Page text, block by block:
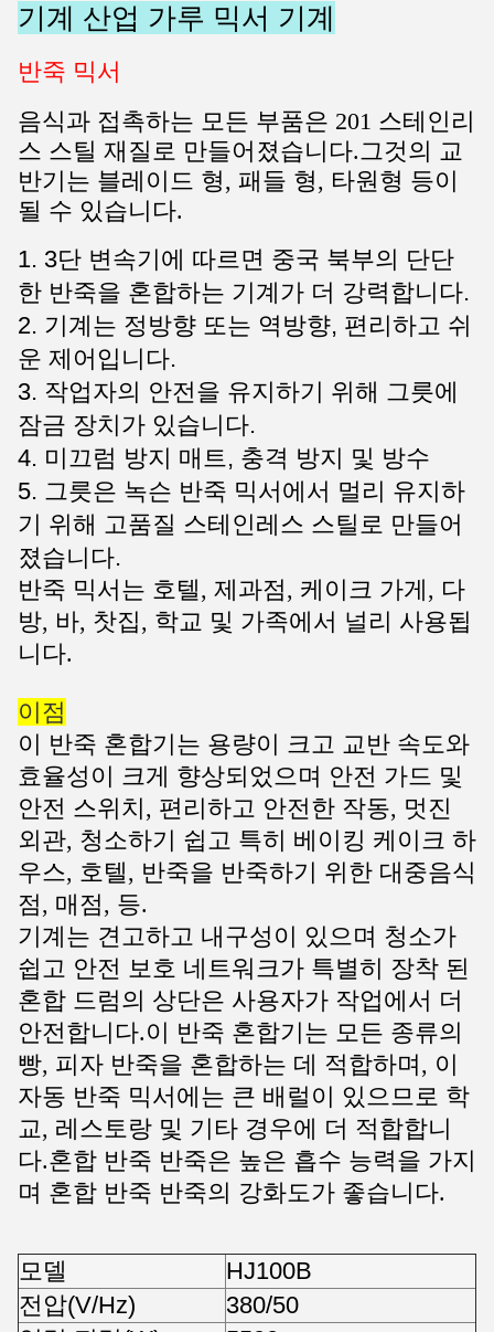
기계 산업 가루 믹서 기계
반죽 믹서
음식과 접촉하는 모든 부품은 201 스테인리
스 스틸 재질로 만들어졌습니다.그것의 교
반기는 블레이드 형, 패들 형, 타원형 등이
될 수 있습니다.
1. 3단 변속기에 따르면 중국 북부의 단단
한 반죽을 혼합하는 기계가 더 강력합니다.
2. 기계는 정방향 또는 역방향, 편리하고 쉬
운 제어입니다.
3. 작업자의 안전을 유지하기 위해 그릇에
잠금 장치가 있습니다.
4. 미끄럼 방지 매트, 충격 방지 및 방수
5. 그릇은 녹슨 반죽 믹서에서 멀리 유지하
기 위해 고품질 스테인레스 스틸로 만들어
졌습니다.
반죽 믹서는 호텔, 제과점, 케이크 가게, 다
방, 바, 찻집, 학교 및 가족에서 널리 사용됩
니다.
이점
이 반죽 혼합기는 용량이 크고 교반 속도와
효율성이 크게 향상되었으며 안전 가드 및
안전 스위치, 편리하고 안전한 작동, 멋진
외관, 청소하기 쉽고 특히 베이킹 케이크 하
우스, 호텔, 반죽을 반죽하기 위한 대중음식
점, 매점, 등.
기계는 견고하고 내구성이 있으며 청소가
쉽고 안전 보호 네트워크가 특별히 장착 된
혼합 드럼의 상단은 사용자가 작업에서 더
안전합니다.이 반죽 혼합기는 모든 종류의
빵, 피자 반죽을 혼합하는 데 적합하며, 이
자동 반죽 믹서에는 큰 배럴이 있으므로 학
교, 레스토랑 및 기타 경우에 더 적합합니
다.혼합 반죽 반죽은 높은 흡수 능력을 가지
며 혼합 반죽 반죽의 강화도가 좋습니다.
모델
HJ100B
전압(V/Hz)
380/50